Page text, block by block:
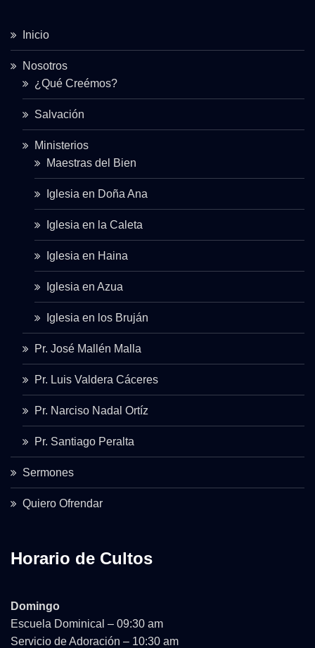
Inicio
Nosotros
¿Qué Creémos?
Salvación
Ministerios
Maestras del Bien
Iglesia en Doña Ana
Iglesia en la Caleta
Iglesia en Haina
Iglesia en Azua
Iglesia en los Bruján
Pr. José Mallén Malla
Pr. Luis Valdera Cáceres
Pr. Narciso Nadal Ortíz
Pr. Santiago Peralta
Sermones
Quiero Ofrendar
Horario de Cultos
Domingo
Escuela Dominical – 09:30 am
Servicio de Adoración – 10:30 am